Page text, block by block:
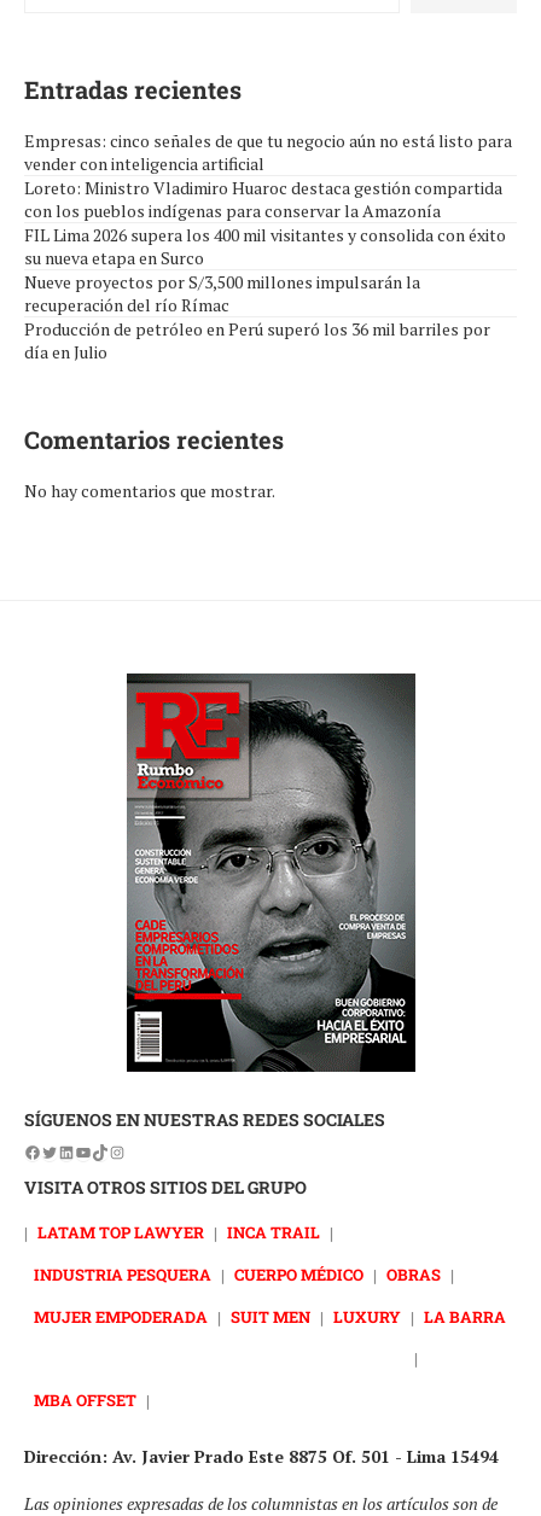
Entradas recientes
Empresas: cinco señales de que tu negocio aún no está listo para
vender con inteligencia artificial
Loreto: Ministro Vladimiro Huaroc destaca gestión compartida
con los pueblos indígenas para conservar la Amazonía
FIL Lima 2026 supera los 400 mil visitantes y consolida con éxito
su nueva etapa en Surco
Nueve proyectos por S/3,500 millones impulsarán la
recuperación del río Rímac
Producción de petróleo en Perú superó los 36 mil barriles por
día en Julio
Comentarios recientes
No hay comentarios que mostrar.
SÍGUENOS EN NUESTRAS REDES SOCIALES
VISITA OTROS SITIOS DEL GRUPO
| LATAM TOP LAWYER | INCA TRAIL |
INDUSTRIA PESQUERA | CUERPO MÉDICO | OBRAS |
MUJER EMPODERADA | SUIT MEN | LUXURY | LA BARRA
|
MBA OFFSET |
Dirección: Av. Javier Prado Este 8875 Of. 501 - Lima 15494
Las opiniones expresadas de los columnistas en los artículos son de